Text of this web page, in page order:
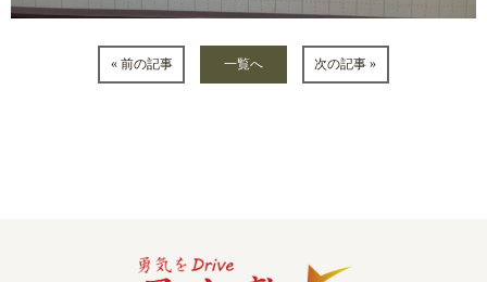
« 前の記事 一覧へ 次の記事 »